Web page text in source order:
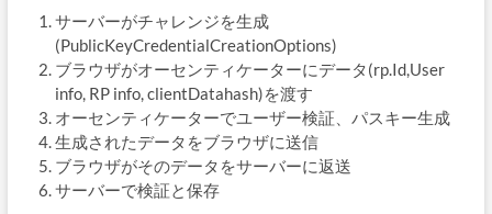
サーバーがチャレンジを生成
(PublicKeyCredentialCreationOptions)
ブラウザがオーセンティケーターにデータ(rp.Id,User
info, RP info, clientDatahash)を渡す
オーセンティケーターでユーザー検証、パスキー生成
生成されたデータをブラウザに送信
ブラウザがそのデータをサーバーに返送
サーバーで検証と保存